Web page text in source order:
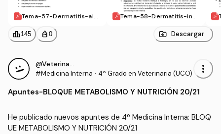
Tema-57-Dermatitis-aler
Tema-58-Dermatitis-inm
leaderboard145 personal_bag 0 Descargar
@VeterinariaEstresada
#Medicina Interna · 4º Grado en Veterinaria (UCO) more_vert
Apuntes-BLOQUE METABOLISMO Y NUTRICIÓN 20/21
He publicado nuevos apuntes de 4º Medicina Interna: BLOQ
UE METABOLISMO Y NUTRICIÓN 20/21